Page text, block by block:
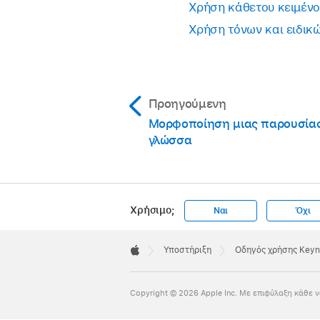
Κάντε κλικ
κείμενο που
Χρήση κάθετου
Χρήση τόνων και
Προηγούμενη
Μορφοποίηση μιας
γλώσσα
Χρήσιμο; Ναι Όχι
Footer

Υποστήριξη Οδηγός χρήσης
Copyright © 2026 Apple Inc. Με επιφύλαξη κάθε